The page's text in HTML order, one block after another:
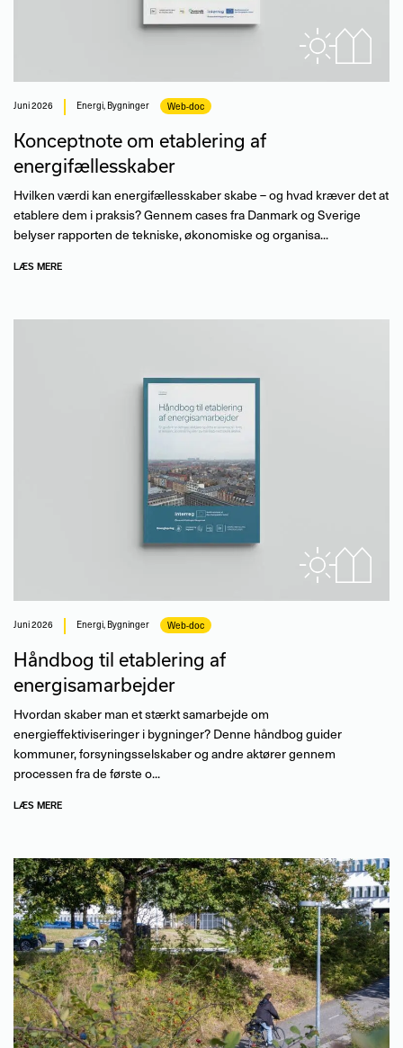
juni 2026 Energi, Bygninger Web-doc
Konceptnote om etablering af
energifællesskaber
Hvilken værdi kan energifællesskaber skabe – og hvad kræver det at
etablere dem i praksis? Gennem cases fra Danmark og Sverige
belyser rapporten de tekniske, økonomiske og organisa...
LÆS MERE
juni 2026 Energi, Bygninger Web-doc
Håndbog til etablering af
energisamarbejder
Hvordan skaber man et stærkt samarbejde om
energieffektiviseringer i bygninger? Denne håndbog guider
kommuner, forsyningsselskaber og andre aktører gennem
processen fra de første o...
LÆS MERE